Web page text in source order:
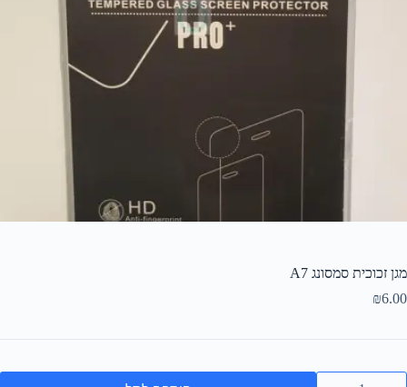
מגן זכוכית סמסונג A7
₪6.00